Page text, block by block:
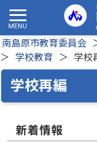
南島原市教育委員会
学校教育
学校
学校再編
新着情報